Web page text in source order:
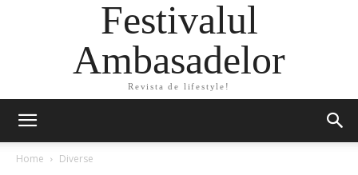
Festivalul
Ambasadelor
Revista de lifestyle!
Home Diverse